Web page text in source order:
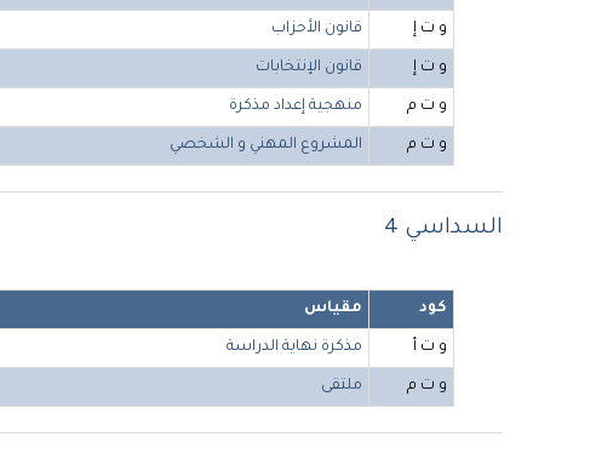
و ت إ قانون الأحزاب
و ت إ قانون الإنتخابات
و ت م منهجية إعداد مذكرة
و ت م المشروع المهني و الشخصي
السداسي 4
كود مقياس
و ت أ مذكرة نهاية الدراسة
و ت م ملتقى